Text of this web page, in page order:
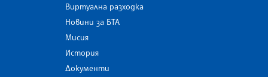
Виртуална разходка
Новини за БТА
Мисия
История
Документи